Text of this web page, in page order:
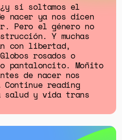
si soltamos el
nacer ya nos dicen
Pero el género no
Y muchas
con libertad,
rosados o
pantaloncito. Moñito
de nacer nos
Continue reading
y vida trans